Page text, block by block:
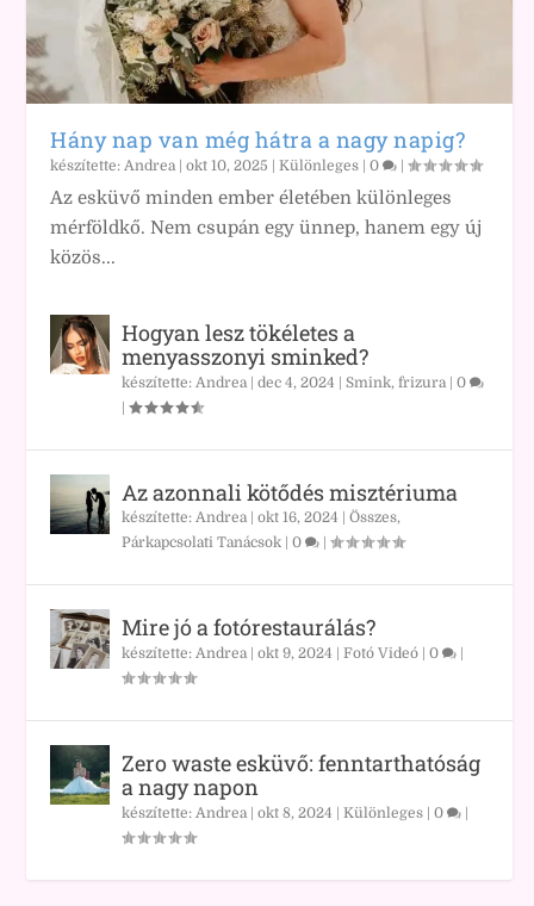
Hány nap van még hátra a nagy napig?
készítette:Andrea |okt 10, 2025 |Különleges |0 |
Az esküvő minden ember életében különleges
mérföldkő. Nem csupán egy ünnep, hanem egy új
közös...
Hogyan lesz tökéletes a
menyasszonyi sminked?
készítette:Andrea |dec 4, 2024 |Smink, frizura |0
|
Az azonnali kötődés misztériuma
készítette:Andrea |okt 16, 2024 |Összes,
Párkapcsolati Tanácsok |0 |
Mire jó a fotórestaurálás?
készítette:Andrea |okt 9, 2024 |Fotó Videó |0
Zero waste esküvő: fenntarthatóság
a nagy napon
készítette:Andrea |okt 8, 2024 |Különleges |0